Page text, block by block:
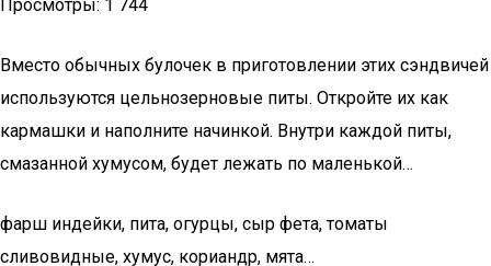
Просмотры: 1 744
Вместо обычных булочек в приготовлении этих сэндвичей
используются цельнозерновые питы. Откройте их как
кармашки и наполните начинкой. Внутри каждой питы,
смазанной хумусом, будет лежать по маленькой…
фарш индейки, пита, огурцы, сыр фета, томаты
сливовидные, хумус, кориандр, мята…